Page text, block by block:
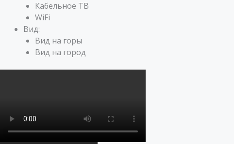
Кабельное ТВ
WiFi
Вид:
Вид на горы
Вид на город